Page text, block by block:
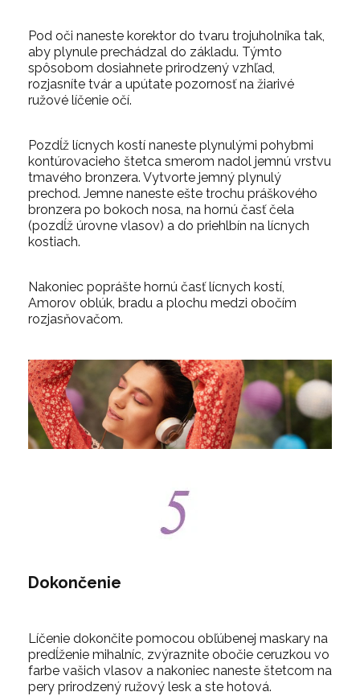
Pod oči naneste korektor do tvaru trojuholníka tak,
aby plynule prechádzal do základu. Týmto
spôsobom dosiahnete prirodzený vzhľad,
rozjasníte tvár a upútate pozornosť na žiarivé
ružové líčenie očí.
Pozdĺž lícnych kostí naneste plynulými pohybmi
kontúrovacieho štetca smerom nadol jemnú vrstvu
tmavého bronzera. Vytvorte jemný plynulý
prechod. Jemne naneste ešte trochu práškového
bronzera po bokoch nosa, na hornú časť čela
(pozdĺž úrovne vlasov) a do priehlbín na lícnych
kostiach.
Nakoniec poprášte hornú časť lícnych kostí,
Amorov oblúk, bradu a plochu medzi obočím
rozjasňovačom.
Dokončenie
Líčenie dokončite pomocou obľúbenej maskary na
predĺženie mihalníc, zvýraznite obočie ceruzkou vo
farbe vašich vlasov a nakoniec naneste štetcom na
pery prirodzený ružový lesk a ste hotová.